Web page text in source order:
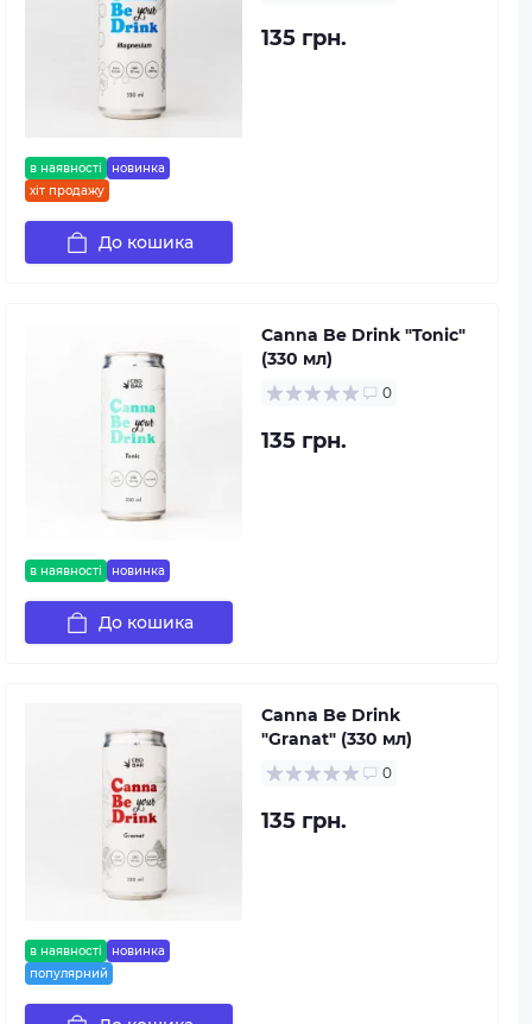
в наявності
новинка
хіт продажу
135 грн.
До кошика
в наявності новинка
Canna Be Drink "Tonic"
(330 мл)
0
135 грн.
До кошика
в наявності
новинка
популярний
Canna Be Drink
"Granat" (330 мл)
0
135 грн.